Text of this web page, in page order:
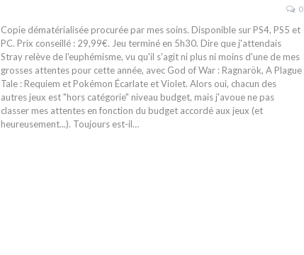
0
Copie dématérialisée procurée par mes soins. Disponible sur PS4, PS5 et
PC. Prix conseillé : 29,99€. Jeu terminé en 5h30. Dire que j'attendais
Stray relève de l'euphémisme, vu qu'il s'agit ni plus ni moins d'une de mes
grosses attentes pour cette année, avec God of War : Ragnarök, A Plague
Tale : Requiem et Pokémon Écarlate et Violet. Alors oui, chacun des
autres jeux est "hors catégorie" niveau budget, mais j'avoue ne pas
classer mes attentes en fonction du budget accordé aux jeux (et
heureusement...). Toujours est-il…